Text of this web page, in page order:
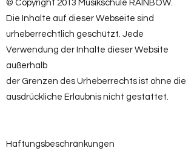
© Copyright 2013 Musikschule RAINBOW.
Die Inhalte auf dieser Webseite sind
urheberrechtlich geschützt. Jede
Verwendung der Inhalte dieser Website
außerhalb
der Grenzen des Urheberrechts ist ohne die
ausdrückliche Erlaubnis nicht gestattet.
Haftungsbeschränkungen